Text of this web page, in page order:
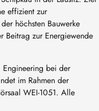
effizient zur
höchsten Bauwerke
Beitrag zur Energiewende
bei der
im Rahmen der
WEI-1051. Alle